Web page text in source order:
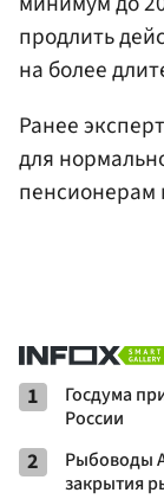
продлить
на более
Ранее
для
пенсионерам
1
Госдума
России
2
Рыбоводы
закрытия